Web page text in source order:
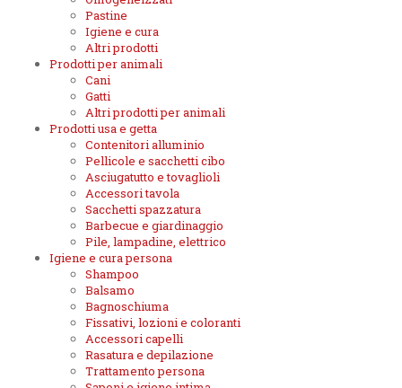
Pastine
Igiene e cura
Altri prodotti
Prodotti per animali
Cani
Gatti
Altri prodotti per animali
Prodotti usa e getta
Contenitori alluminio
Pellicole e sacchetti cibo
Asciugatutto e tovaglioli
Accessori tavola
Sacchetti spazzatura
Barbecue e giardinaggio
Pile, lampadine, elettrico
Igiene e cura persona
Shampoo
Balsamo
Bagnoschiuma
Fissativi, lozioni e coloranti
Accessori capelli
Rasatura e depilazione
Trattamento persona